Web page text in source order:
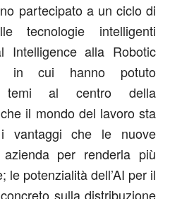
partecipato a un ciclo di
tecnologie intelligenti
Intelligence alla Robotic
in cui hanno potuto
temi al centro della
il mondo del lavoro sta
i vantaggi che le nuove
per renderla più
le potenzialità dell’AI per il
sulla distribuzione